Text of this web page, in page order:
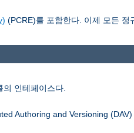
(PCRE)를 포함한다. 이제 모든
인테페이스다.
Authoring and Versioning (DAV)